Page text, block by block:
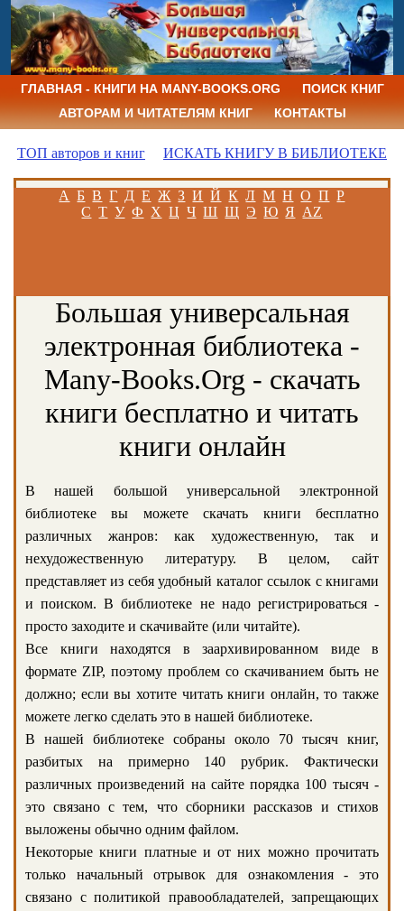
ГЛАВНАЯ - КНИГИ НА MANY-BOOKS.ORG
ПОИСК КНИГ
АВТОРАМ И ЧИТАТЕЛЯМ КНИГ
КОНТАКТЫ
ТОП авторов и книг ИСКАТЬ КНИГУ В БИБЛИОТЕКЕ
А Б В Г Д Е Ж З И Й К Л М Н О П Р
С Т У Ф Х Ц Ч Ш Щ Э Ю Я AZ
Большая универсальная
электронная библиотека -
Many-Books.Org - скачать
книги бесплатно и читать
книги онлайн
В нашей большой универсальной электронной
библиотеке вы можете скачать книги бесплатно
различных жанров: как художественную, так и
нехудожественную литературу. В целом, сайт
представляет из себя удобный каталог ссылок с книгами
и поиском. В библиотеке не надо регистрироваться -
просто заходите и скачивайте (или читайте).
Все книги находятся в заархивированном виде в
формате ZIP, поэтому проблем со скачиванием быть не
должно; если вы хотите читать книги онлайн, то также
можете легко сделать это в нашей библиотеке.
В нашей библиотеке собраны около 70 тысяч книг,
разбитых на примерно 140 рубрик. Фактически
различных произведений на сайте порядка 100 тысяч -
это связано с тем, что сборники рассказов и стихов
выложены обычно одним файлом.
Некоторые книги платные и от них можно прочитать
только начальный отрывок для ознакомления - это
связано с политикой правообладателей, запрещающих